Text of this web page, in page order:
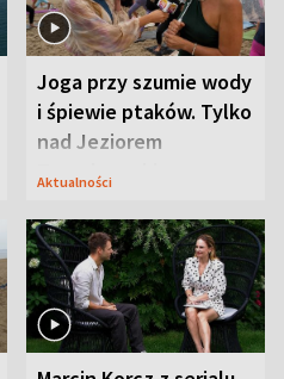
Joga przy szumie wody
i śpiewie ptaków. Tylko
nad Jeziorem
Tarnobrzeskim
Aktualności